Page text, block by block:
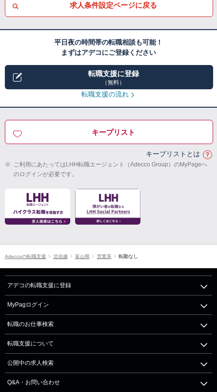
求人条件設定ページに戻る
平日夜の時間帯の転職相談も可能！
まずはアデコにご登録ください
転職支援に登録
（無料）
転職支援の流れ
キープリスト
キープリストとは
※ ご利用にあたってはLHH転職エージェント（Adecco Group）のMyPageへ
のログインが必要です。
Adeccoの転職支援 北信越 富山県 営業系 転勤なし
アデコの転職支援に登録
MyPagログイン
転職のお仕事検索
転職支援について
公開中の求人検索
Q&A・お問い合わせ